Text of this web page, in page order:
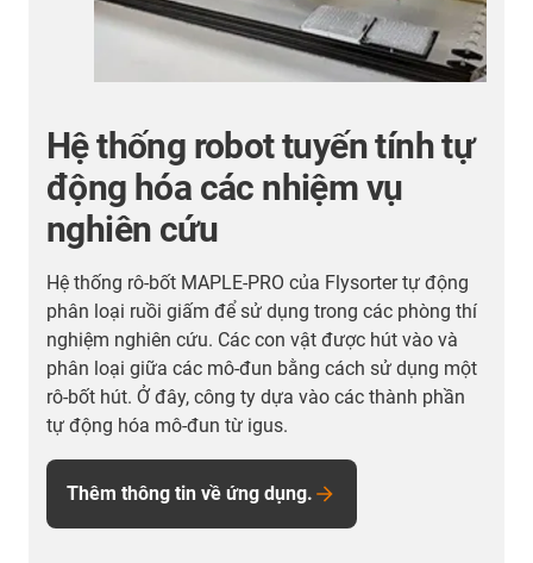
Hệ thống robot tuyến tính tự
động hóa các nhiệm vụ
nghiên cứu
Hệ thống rô-bốt MAPLE-PRO của Flysorter tự động
phân loại ruồi giấm để sử dụng trong các phòng thí
nghiệm nghiên cứu. Các con vật được hút vào và
phân loại giữa các mô-đun bằng cách sử dụng một
rô-bốt hút. Ở đây, công ty dựa vào các thành phần
tự động hóa mô-đun từ igus.
Thêm thông tin về ứng dụng.